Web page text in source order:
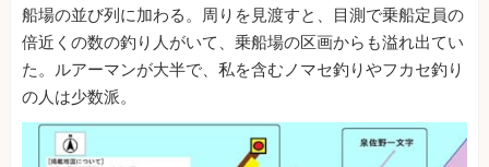
船場の並び列に加わる。周りを見渡すと、目測で乗船定員の
倍近くの数の釣り人がいて、乗船場の区画からも溢れ出てい
た。ルアーマンが大半で、私を含むノマセ釣りやフカセ釣り
の人は少数派。